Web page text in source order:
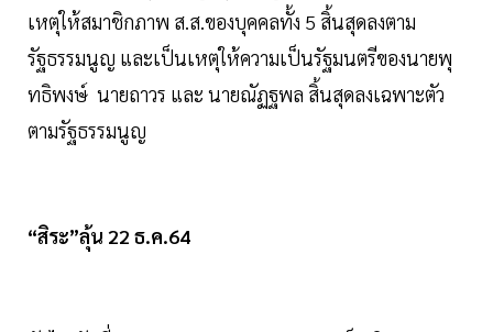
เหตุให้สมาชิกภาพ ส.ส.ของบุคคลทั้ง 5 สิ้นสุดลงตาม
รัฐธรรมนูญ และเป็นเหตุให้ความเป็นรัฐมนตรีของนายพุ
ทธิพงษ์ นายถาวร และ นายณัฏฐพล สิ้นสุดลงเฉพาะตัว
ตามรัฐธรรมนูญ
“สิระ”ลุ้น 22 ธ.ค.64